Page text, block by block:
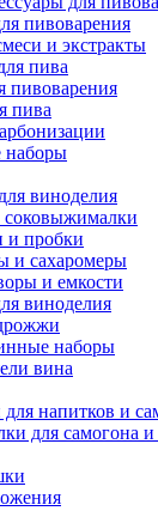
пивоварения
и экстракты
пива
пивоварения
пива
наборы
виноделия
и пробки
и сахаромеры
и емкости
виноделия
наборы
вина
напитков и
для самогона и